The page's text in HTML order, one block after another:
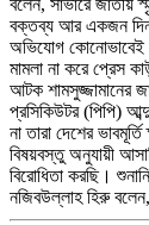
বক্তব্য আর একজন
অভিযোগ কোনোভাবেই
মামলা না করে প্রেস
আটক শামসুজ্জামানের
প্রসিকিউটর (পিপি)
না তারা দেশের
বিষয়বস্তু অনুযায়ী
বিরোধিতা করছি।
নজিবউল্লাহ হিরু